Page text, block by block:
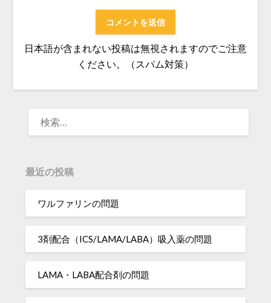
日本語が含まれない投稿は無視されますのでご注意
ください。（スパム対策）
最近の投稿
ワルファリンの問題
3剤配合（ICS/LAMA/LABA）吸入薬の問題
LAMA・LABA配合剤の問題